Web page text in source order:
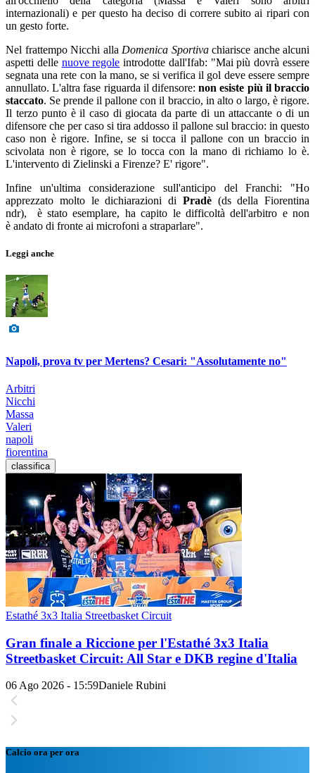
internazionali) e per questo ha deciso di correre subito ai ripari con
un gesto forte.
Nel frattempo Nicchi alla Domenica Sportivachiarisce anche alcuni
aspetti delle nuove regole introdotte dall'Ifab: "Mai più dovrà essere
segnata una rete con la mano, se si verifica il gol deve essere sempre
annullato. L'altra fase riguarda il difensore:non esiste più il braccio
staccato. Se prende il pallone con il braccio, in alto o largo, è rigore.
Il terzo punto è il caso di giocata da parte di un attaccante o di un
difensore che per caso si tira addosso il pallone sul braccio: in questo
caso non è rigore. Infine, se si tocca il pallone con un braccio in
scivolata non è rigore, se lo tocca con la mano di richiamo lo è.
L'intervento di Zielinski a Firenze? E' rigore".
Infine un'ultima considerazione sull'anticipo del Franchi: "Ho
apprezzato molto le dichiarazioni di Pradè(ds della Fiorentina
ndr), è stato esemplare, ha capito le difficoltà dell'arbitro e non
è andato di fronte ai microfoni a straparlare".
Leggi anche
Napoli, prova tv per Mertens? Cesari: "Assolutamente no"
Arbitri
Nicchi
Massa
Valeri
napoli
fiorentina
classifica
Estathé 3x3 Italia Streetbasket Circuit
Gran finale a Riccione per l'Estathé 3x3 Italia
Streetbasket Circuit: All Star e DKB regine d'Italia
06 Ago 2026 - 15:59Daniele Rubini
Calcio ora per ora